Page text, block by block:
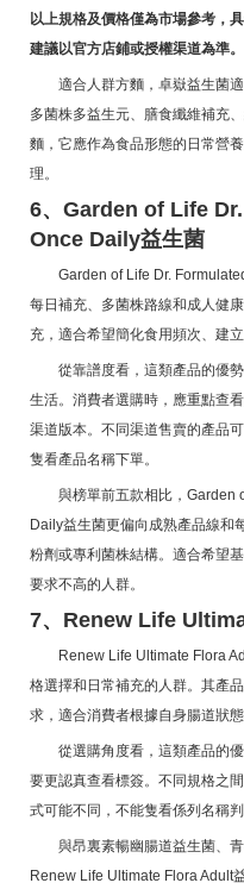
以上規格及價格僅為市場參考，
建議以官方店鋪或授權渠道為準。
適合人群方麵，卓嶽益生菌
多菌株多益生元、膳食纖維補充
麵，它應作為食品形態的日常營
理。
6、Garden of Life
Once Daily益生菌
Garden of Life Dr.
每日補充、多菌株路線和成人健
充，適合希望簡化食用頻次、建
從靠譜度看，這類產品的優
生活。消費者選購時，應重點查
渠道版本。不同渠道售賣的產品
隻看產品名稱下單。
與榜單前五款相比，Garden
Daily益生菌更偏向成熟產品線和
粉劑或專利菌株結構。適合希望
要求不高的人群。
7、Renew Life
Renew Life Ultimate Flora
格選擇和日常補充的人群。其產
求，適合消費者根據自身腸道狀態
從選購角度看，這類產品的
要更認真查看標簽。不同規格之
式可能不同，不能隻看係列名稱判
與昂裏素暢幽腸道益生菌、
Renew Life Ultimate Flora Adult